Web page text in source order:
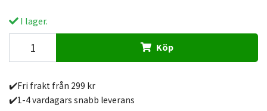
I lager.
Köp
✔️Fri frakt från 299 kr
✔️1-4 vardagars snabb leverans